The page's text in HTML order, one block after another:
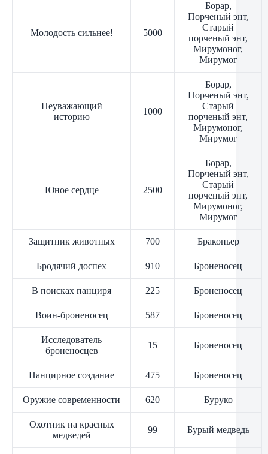
Молодость сильнее! 5000
Борар,
Порченый энт,
Старый
порченый энт,
Мирумоног,
Мирумог
Неуважающий
историю
1000
Борар,
Порченый энт,
Старый
порченый энт,
Мирумоног,
Мирумог
Юное сердце 2500
Борар,
Порченый энт,
Старый
порченый энт,
Мирумоног,
Мирумог
Защитник животных 700 Браконьер
Бродячий доспех 910 Броненосец
В поисках панциря 225 Броненосец
Воин-броненосец 587 Броненосец
Исследователь
броненосцев
15 Броненосец
Панцирное создание 475 Броненосец
Оружие современности 620 Буруко
Охотник на красных
медведей
99 Бурый медведь